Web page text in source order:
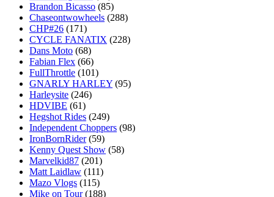
Brandon Bicasso (85)
Chaseontwowheels (288)
CHP#26 (171)
CYCLE FANATIX (228)
Dans Moto (68)
Fabian Flex (66)
FullThrottle (101)
GNARLY HARLEY (95)
Harleysite (246)
HDVIBE (61)
Hegshot Rides (249)
Independent Choppers (98)
IronBornRider (59)
Kenny Quest Show (58)
Marvelkid87 (201)
Matt Laidlaw (111)
Mazo Vlogs (115)
Mike on Tour (188)